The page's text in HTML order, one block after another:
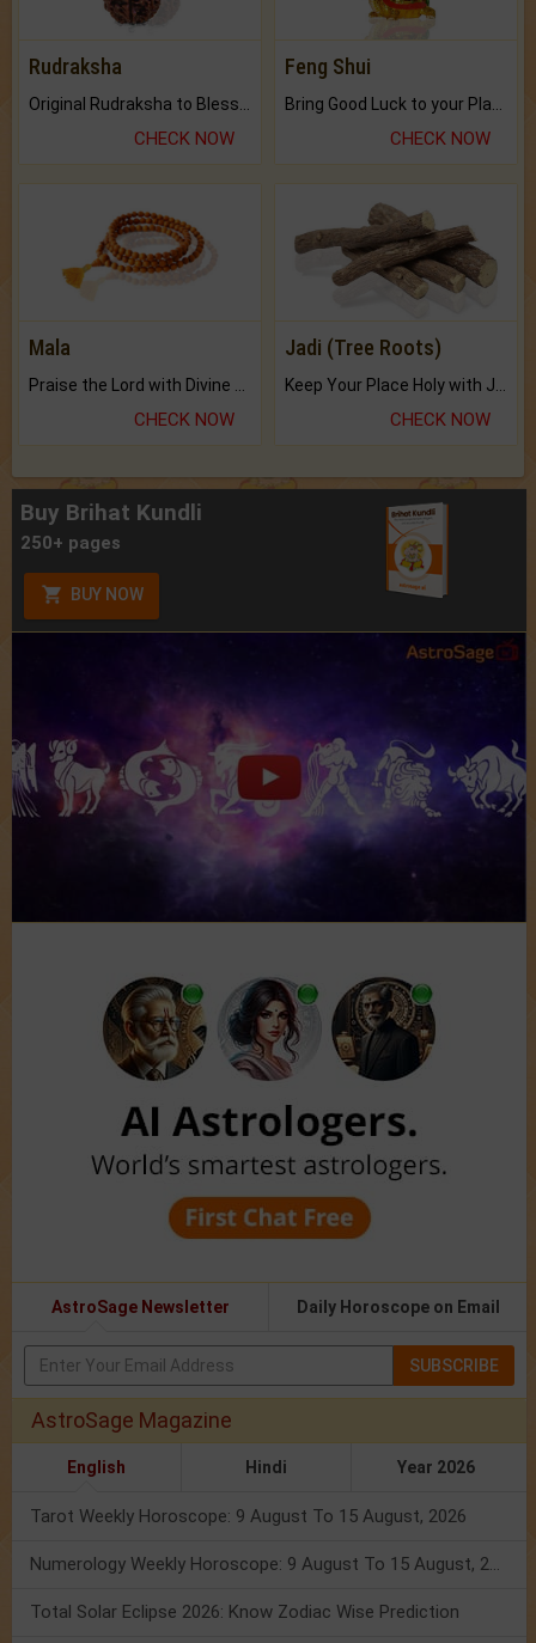
Rudraksha
CHECK NOW
Feng Shui
CHECK NOW
Mala
CHECK NOW
Jadi (Tree Roots)
CHECK NOW
Buy Brihat Kundli
250+ pages
BUY NOW
AstroSage Newsletter Daily Horoscope on Email
SUBSCRIBE
AstroSage Magazine
English Hindi Year 2026
Tarot Weekly Horoscope: 9 August To 15 August, 2026
Numerology Weekly Horoscope: 9 August To 15 August, 2026
Total Solar Eclipse 2026: Know Zodiac Wise Prediction